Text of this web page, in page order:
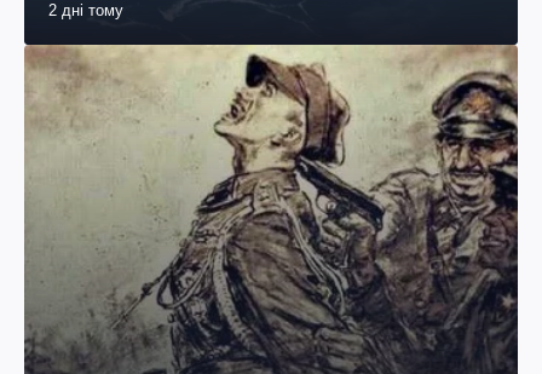
2 дні тому